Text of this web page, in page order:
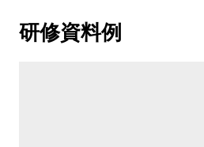
研修資料例